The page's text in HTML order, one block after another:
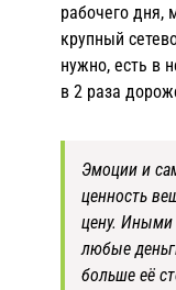
рабочего дня,
крупный
нужно, есть в
в 2 раза
Эмоции и
ценность
цену. Иными
любые
больше её